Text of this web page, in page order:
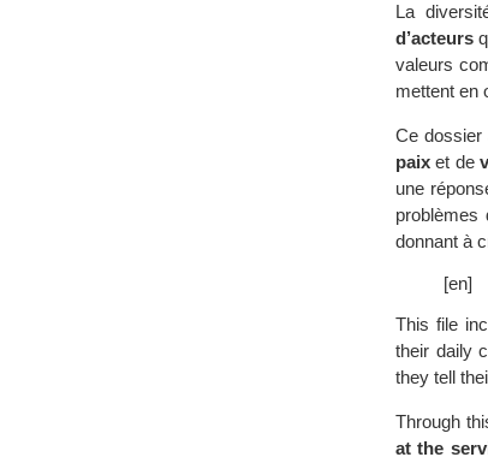
La
d’acteurs
valeurs
mettent en
Ce dossier
paix et de
une
problèmes
donnant à
[en]
This file
their daily
they tell
Through
at the